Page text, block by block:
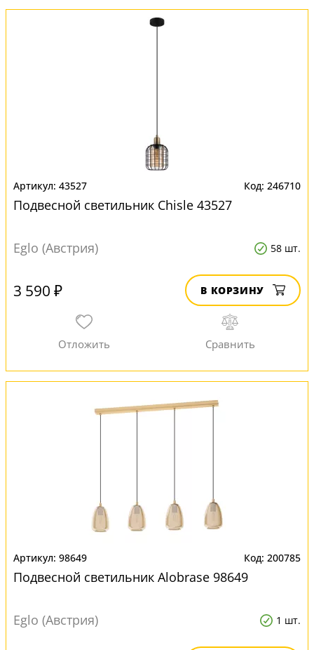
43527 246710
Подвесной светильник Chisle 43527
Eglo (Австрия) 58 шт.
3 590 ₽ В КОРЗИНУ
98649 200785
Подвесной светильник Alobrase 98649
Eglo (Австрия) 1 шт.